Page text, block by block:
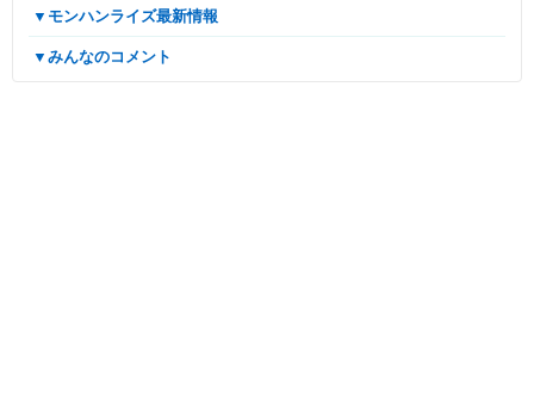
▼モンハンライズ最新情報
▼みんなのコメント